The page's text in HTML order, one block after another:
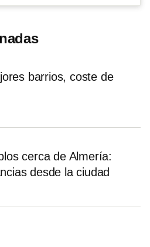
barrios, coste de
cerca de Almería:
desde la ciudad